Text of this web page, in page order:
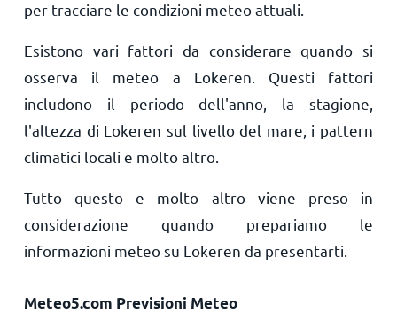
per tracciare le condizioni meteo attuali.
Esistono vari fattori da considerare quando si
osserva il meteo a Lokeren. Questi fattori
includono il periodo dell'anno, la stagione,
l'altezza di Lokeren sul livello del mare, i pattern
climatici locali e molto altro.
Tutto questo e molto altro viene preso in
considerazione quando prepariamo le
informazioni meteo su Lokeren da presentarti.
Meteo5.com Previsioni Meteo